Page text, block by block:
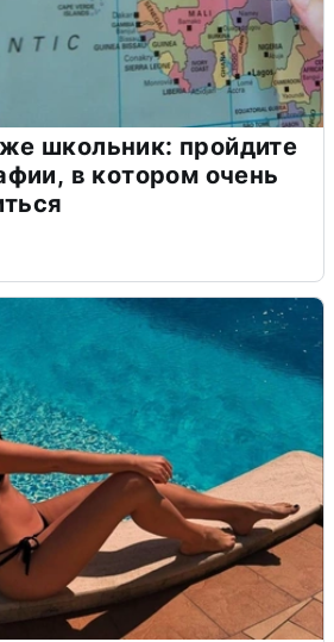
школьник: пройдите
в котором очень